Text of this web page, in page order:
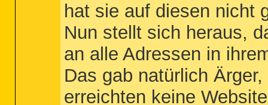
hat sie auf diesen nicht
Nun stellt sich heraus,
an alle Adressen in
Das gab natürlich
erreichten keine